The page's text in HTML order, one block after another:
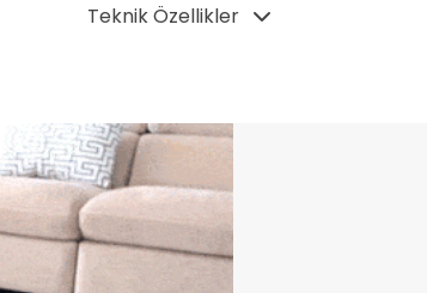
Teknik Özellikler